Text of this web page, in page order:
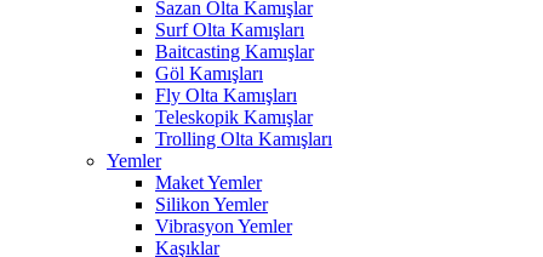
Sazan Olta Kamışlar
Surf Olta Kamışları
Baitcasting Kamışlar
Göl Kamışları
Fly Olta Kamışları
Teleskopik Kamışlar
Trolling Olta Kamışları
Yemler
Maket Yemler
Silikon Yemler
Vibrasyon Yemler
Kaşıklar